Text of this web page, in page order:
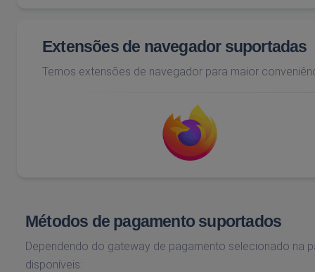
Extensões de navegador suportadas
Temos extensões de navegador para maior
Métodos de pagamento suportados
Dependendo do gateway de pagamento selecionado na
disponíveis: